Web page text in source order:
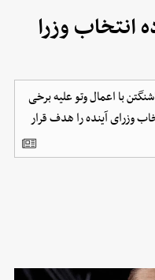
انتخاب وزرا
با اعمال وتو علیه برخی
وزرای آینده را هدف قرار